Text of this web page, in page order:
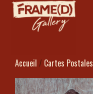
Accueil / Cartes Postales